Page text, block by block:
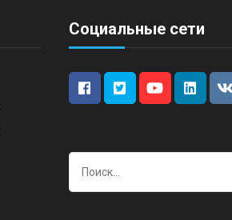
Социальные сети
Найти: